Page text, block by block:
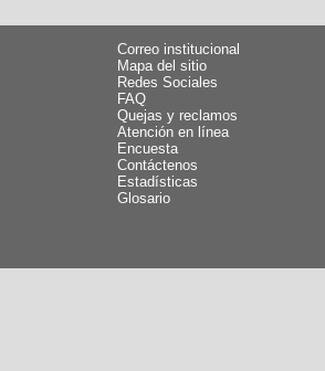
Correo institucional
Mapa del sitio
Redes Sociales
FAQ
Quejas y reclamos
Atención en línea
Encuesta
Contáctenos
Estadísticas
Glosario